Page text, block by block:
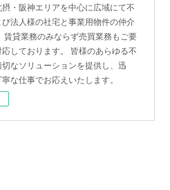
・阪神エリアを中心に広域にて不
法人様の社宅と事業用物件の仲介
賃貸業務のみならず売買業務もご要
しております。 皆様のあらゆる不
なソリューションを提供し、迅
な仕事でお応えいたします。